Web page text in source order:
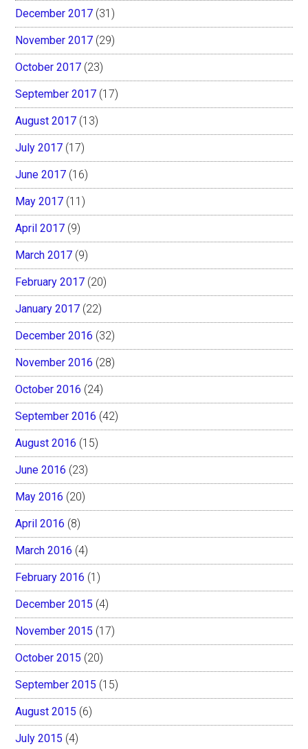
December 2017 (31)
November 2017 (29)
October 2017 (23)
September 2017 (17)
August 2017 (13)
July 2017 (17)
June 2017 (16)
May 2017 (11)
April 2017 (9)
March 2017 (9)
February 2017 (20)
January 2017 (22)
December 2016 (32)
November 2016 (28)
October 2016 (24)
September 2016 (42)
August 2016 (15)
June 2016 (23)
May 2016 (20)
April 2016 (8)
March 2016 (4)
February 2016 (1)
December 2015 (4)
November 2015 (17)
October 2015 (20)
September 2015 (15)
August 2015 (6)
July 2015 (4)